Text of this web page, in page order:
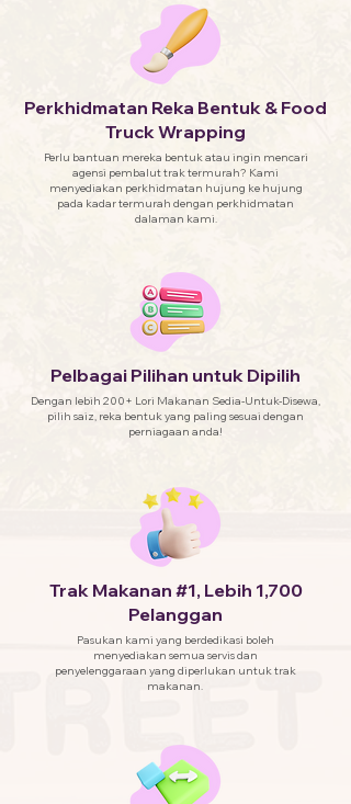
Perkhidmatan Reka Bentuk & Food
Truck Wrapping
Perlu bantuan mereka bentuk atau ingin mencari
agensi pembalut trak termurah? Kami
menyediakan perkhidmatan hujung ke hujung
pada kadar termurah dengan perkhidmatan
dalaman kami.
Pelbagai Pilihan untuk Dipilih
Dengan lebih 200+ Lori Makanan Sedia-Untuk-Disewa,
pilih saiz, reka bentuk yang paling sesuai dengan
perniagaan anda!
Trak Makanan #1, Lebih 1,700
Pelanggan
Pasukan kami yang berdedikasi boleh
menyediakan semua servis dan
penyelenggaraan yang diperlukan untuk trak
makanan.